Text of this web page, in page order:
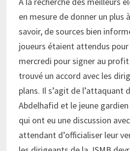
en mesure de donner un plus
savoir, de sources bien
joueurs étaient attendus pour
mercredi pour signer au
trouvé un accord avec les
plans. Il s’agit de l’attaquant
Abdelhafid et le jeune
qui ont eu une discussion
attendant d’officialiser leur